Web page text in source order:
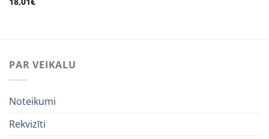
PAR VEIKALU
Noteikumi
Rekvizīti